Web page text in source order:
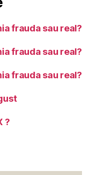
frauda sau real?
frauda sau real?
frauda sau real?
?